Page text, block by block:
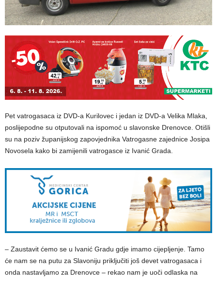
Pet vatrogasaca iz DVD-a Kurilovec i jedan iz DVD-a Velika Mlaka,
poslijepodne su otputovali na ispomoć u slavonske Drenovce. Otišli
su na poziv županijskog zapovjednika Vatrogasne zajednice Josipa
Novosela kako bi zamijenili vatrogasce iz Ivanić Grada.
– Zaustavit ćemo se u Ivanić Gradu gdje imamo cijepljenje. Tamo
će nam se na putu za Slavoniju priključiti još devet vatrogasaca i
onda nastavljamo za Drenovce – rekao nam je uoči odlaska na